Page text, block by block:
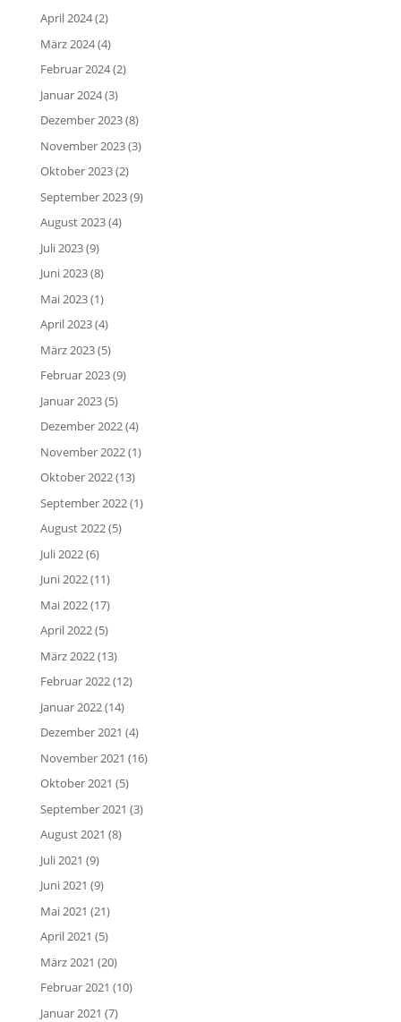
April 2024(2)
März 2024(4)
Februar 2024(2)
Januar 2024(3)
Dezember 2023(8)
November 2023(3)
Oktober 2023(2)
September 2023(9)
August 2023(4)
Juli 2023(9)
Juni 2023(8)
Mai 2023(1)
April 2023(4)
März 2023(5)
Februar 2023(9)
Januar 2023(5)
Dezember 2022(4)
November 2022(1)
Oktober 2022(13)
September 2022(1)
August 2022(5)
Juli 2022(6)
Juni 2022(11)
Mai 2022(17)
April 2022(5)
März 2022(13)
Februar 2022(12)
Januar 2022(14)
Dezember 2021 (4)
November 2021 (16)
Oktober 2021 (5)
September 2021 (3)
August 2021 (8)
Juli 2021 (9)
Juni 2021 (9)
Mai 2021 (21)
April 2021 (5)
März 2021 (20)
Februar 2021 (10)
Januar 2021 (7)